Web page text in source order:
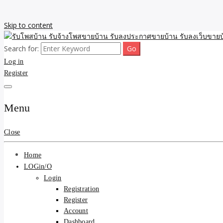
Skip to content
รับโพสบ้าน รับจ้างโพสขา
รับโพสบ้าน ที่ดิน SEOขายบ้
รับจ้างโพสขายบ้าน รับลงเว็บขายบ้าน รับโพสบ้าน รับลงประกาศขายบ้
Search for:
Log in
Register
Menu
Close
Home
LOGin/O
Login
Registration
Register
Account